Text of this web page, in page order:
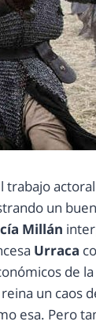
trabajo
un
Millán
Urraca
de
un caos
esa. Pero